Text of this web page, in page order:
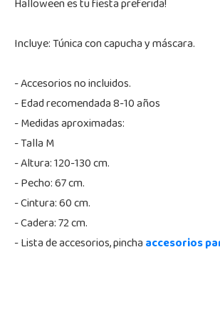
Halloween es tu fiesta preferida!
Incluye: Túnica con capucha y máscara.
- Accesorios no incluidos.
- Edad recomendada 8-10 años
- Medidas aproximadas:
- Talla M
- Altura: 120-130 cm.
- Pecho: 67 cm.
- Cintura: 60 cm.
- Cadera: 72 cm.
- Lista de accesorios, pinchaaccesorios